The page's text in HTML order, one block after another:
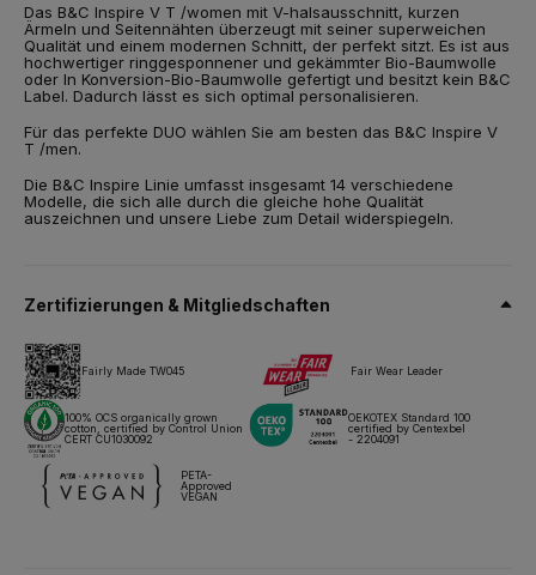
140 g/m²
Verpackung
10 St./Polybeutel & 50 St./Karton
Pflegehinweise
Alle unsere Produkte sind für alle Drucktechniken getestet und
zugelassen.
Das B&C Inspire V T /women mit V-halsausschnitt, kurzen
Ärmeln und Seitennähten überzeugt mit seiner superweichen
Qualität und einem modernen Schnitt, der perfekt sitzt. Es ist aus
hochwertiger ringgesponnener und gekämmter Bio-Baumwolle
oder In Konversion-Bio-Baumwolle gefertigt und besitzt kein B&C
Label. Dadurch lässt es sich optimal personalisieren.
Für das perfekte DUO wählen Sie am besten das B&C Inspire V
T /men.
Die B&C Inspire Linie umfasst insgesamt 14 verschiedene
Modelle, die sich alle durch die gleiche hohe Qualität
auszeichnen und unsere Liebe zum Detail widerspiegeln.
Zertifizierungen & Mitgliedschaften
Fairly Made TW045 Fair Wear Leader
100% OCS organically grown
cotton, certified by Control Union
CERT CU1030092
OEKOTEX Standard 100
certified by Centexbel
- 2204091
PETA-
Approved
VEGAN